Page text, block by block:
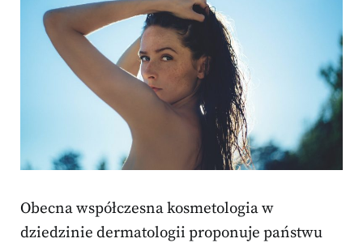
Obecna współczesna kosmetologia w
dziedzinie dermatologii proponuje państwu